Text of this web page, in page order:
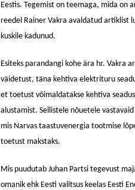
Eestis. Tegemist on teemaga, mida on
reedel Rainer Vakra avaldatud artiklist
kuskile kadunud.
Esiteks parandangi kohe ära hr. Vakra
väidetust, täna kehtiva elektrituru
et toetust võimaldatakse kehtiva
alustamist. Sellistele nõuetele
mis Narvas taastuvenergia tootmise
toetust makstaks.
Mis puudutab Juhan Partsi tegevust
omanik ehk Eesti valitsus keelas Eesti